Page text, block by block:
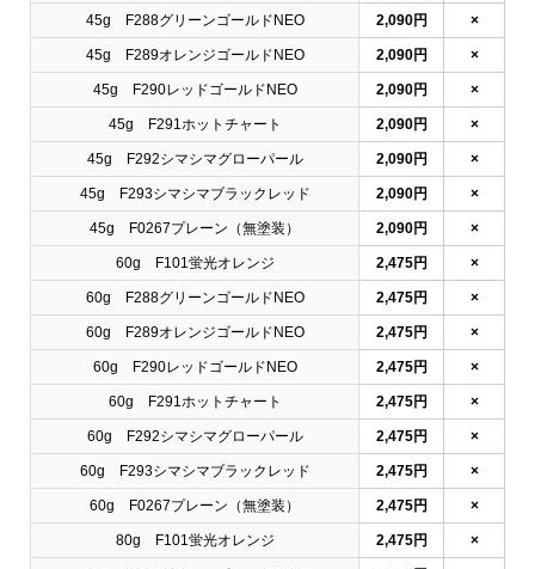
45g F288グリーンゴールドNEO 2,090円 ×
45g F289オレンジゴールドNEO 2,090円 ×
45g F290レッドゴールドNEO 2,090円 ×
45g F291ホットチャート 2,090円 ×
45g F292シマシマグローパール 2,090円 ×
45g F293シマシマブラックレッド 2,090円 ×
45g F0267プレーン（無塗装） 2,090円 ×
60g F101蛍光オレンジ 2,475円 ×
60g F288グリーンゴールドNEO 2,475円 ×
60g F289オレンジゴールドNEO 2,475円 ×
60g F290レッドゴールドNEO 2,475円 ×
60g F291ホットチャート 2,475円 ×
60g F292シマシマグローパール 2,475円 ×
60g F293シマシマブラックレッド 2,475円 ×
60g F0267プレーン（無塗装） 2,475円 ×
80g F101蛍光オレンジ 2,475円 ×